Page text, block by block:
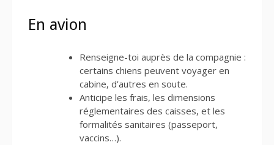
En avion
Renseigne-toi auprès de la compagnie :
certains chiens peuvent voyager en
cabine, d’autres en soute.
Anticipe les frais, les dimensions
réglementaires des caisses, et les
formalités sanitaires (passeport,
vaccins…).